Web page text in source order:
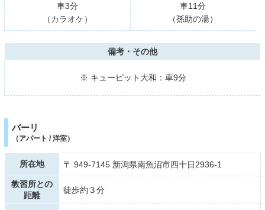
車3分
（カラオケ）
車11分
（孫助の湯）
備考・その他
※ キューピット大和：車9分
バーリ
（アパート / 洋室）
所在地 〒 949-7145 新潟県南魚沼市四十日2936-1
教習所との
距離
徒歩約３分